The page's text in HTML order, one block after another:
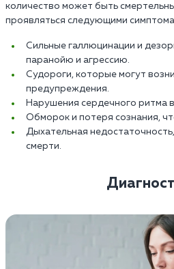
количество может быть
проявляться следующими
Сильные галлюцинации и
паранойю и агрессию.
Судороги, которые могут
предупреждения.
Нарушения сердечного ритма
Обморок и потеря сознания,
Дыхательная
смерти.